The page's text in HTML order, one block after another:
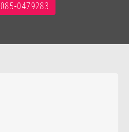
085-0479283